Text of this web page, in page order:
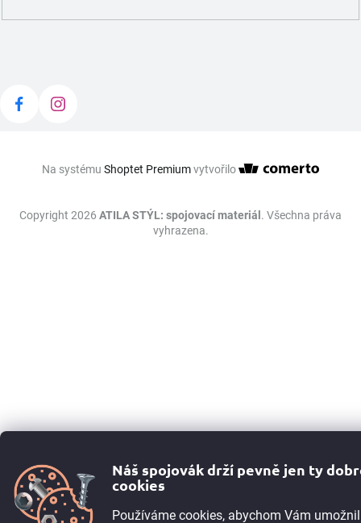
Náš spojovák drží pevně jen ty
cookies
Používáme cookies, abychom Vám
Na systému Shoptet Premiumvytvořilo
Copyright 2026 ATILA STÝL: spojovací materiál . Všechna práva
vyhrazena.